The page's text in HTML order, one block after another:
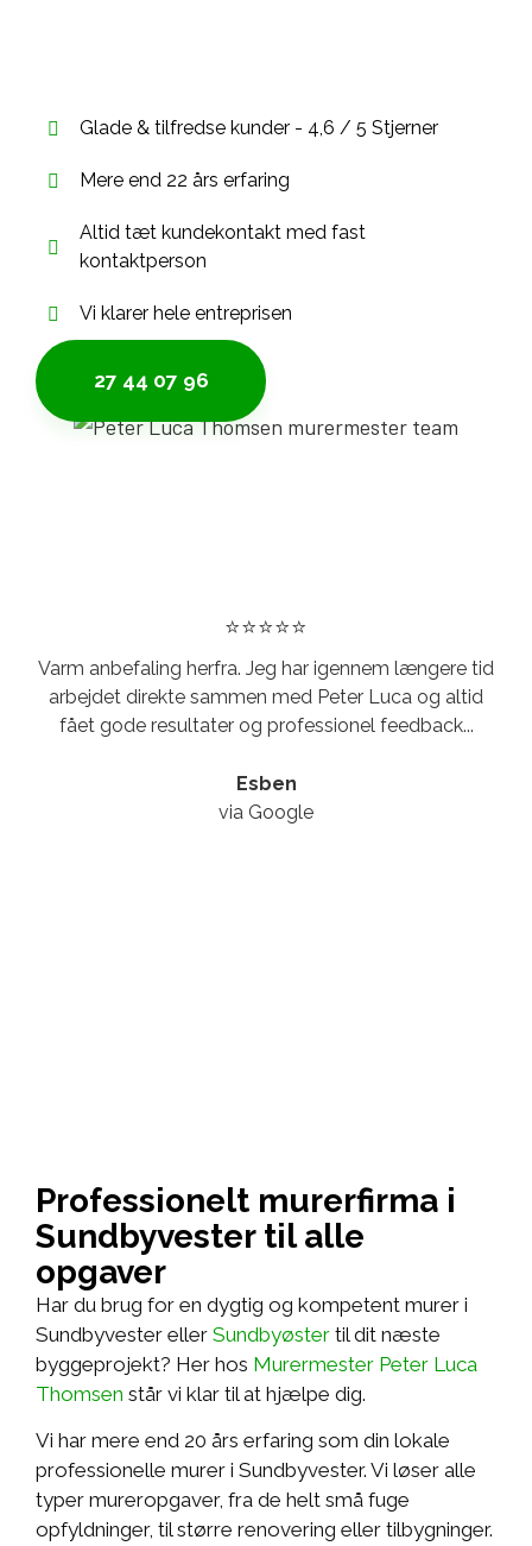
Glade & tilfredse kunder - 4,6 / 5 Stjerner
Mere end 22 års erfaring
Altid tæt kundekontakt med fast
kontaktperson
Vi klarer hele entreprisen
27 44 07 96
⭐⭐⭐⭐⭐
Varm anbefaling herfra. Jeg har igennem længere tid
arbejdet direkte sammen med Peter Luca og altid
fået gode resultater og professionel feedback...
Esben
via Google
Professionelt murerfirma i
Sundbyvester til alle
opgaver
Har du brug for en dygtig og kompetent murer i
Sundbyvester eller Sundbyøster til dit næste
byggeprojekt? Her hos Murermester Peter Luca
Thomsen står vi klar til at hjælpe dig.
Vi har mere end 20 års erfaring som din lokale
professionelle murer i Sundbyvester. Vi løser alle
typer mureropgaver, fra de helt små fuge
opfyldninger, til større renovering eller tilbygninger.